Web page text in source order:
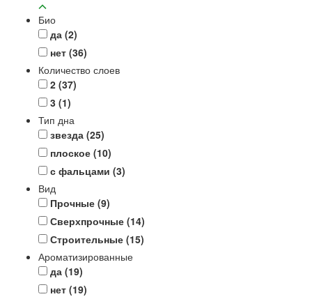
Био
да (2)
нет (36)
Количество слоев
2 (37)
3 (1)
Тип дна
звезда (25)
плоское (10)
с фальцами (3)
Вид
Прочные (9)
Сверхпрочные (14)
Строительные (15)
Ароматизированные
да (19)
нет (19)